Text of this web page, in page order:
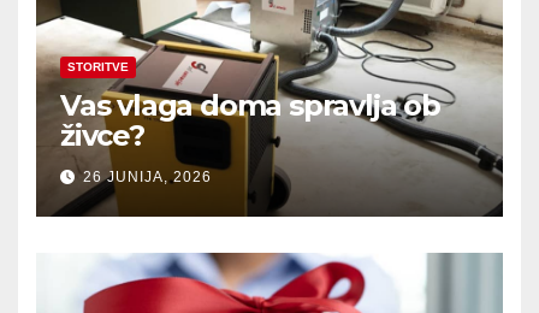
STORITVE
Vas vlaga doma spravlja ob
živce?
26 JUNIJA, 2026